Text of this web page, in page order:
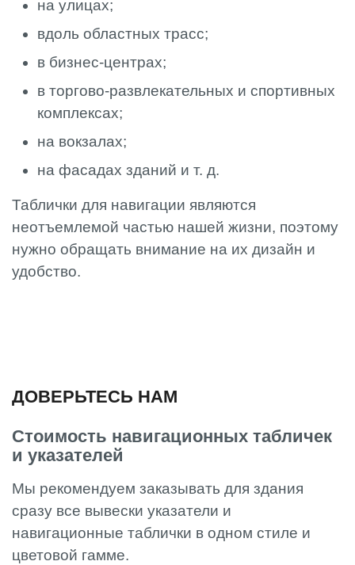
на улицах;
вдоль областных трасс;
в бизнес-центрах;
в торгово-развлекательных и спортивных
комплексах;
на вокзалах;
на фасадах зданий и т. д.
Таблички для навигации являются
неотъемлемой частью нашей жизни, поэтому
нужно обращать внимание на их дизайн и
удобство.
ДОВЕРЬТЕСЬ НАМ
Стоимость навигационных табличек
и указателей
Мы рекомендуем заказывать для здания
сразу все вывески указатели и
навигационные таблички в одном стиле и
цветовой гамме.